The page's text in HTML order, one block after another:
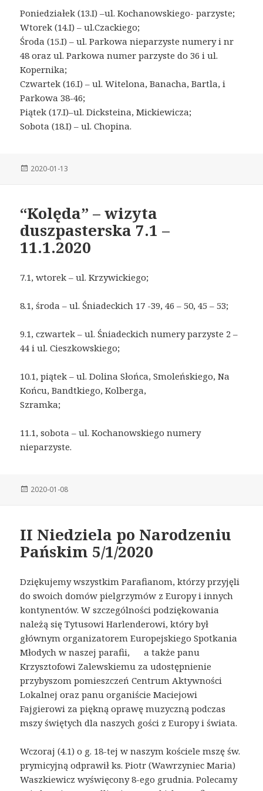
Poniedziałek (13.I) –ul. Kochanowskiego- parzyste;
Wtorek (14.I) – ul.Czackiego;
Środa (15.I) – ul. Parkowa nieparzyste numery i nr
48 oraz ul. Parkowa numer parzyste do 36 i ul.
Kopernika;
Czwartek (16.I) – ul. Witelona, Banacha, Bartla, i
Parkowa 38-46;
Piątek (17.I)–ul. Dicksteina, Mickiewicza;
Sobota (18.I) – ul. Chopina.
Posted
2020-01-13
“Kolęda” – wizyta
duszpasterska 7.1 –
11.1.2020
7.1, wtorek – ul. Krzywickiego;
8.1, środa – ul. Śniadeckich 17 -39, 46 – 50, 45 – 53;
9.1, czwartek – ul. Śniadeckich numery parzyste 2 –
44 i ul. Cieszkowskiego;
10.1, piątek – ul. Dolina Słońca, Smoleńskiego, Na
Końcu, Bandtkiego, Kolberga,
Szramka;
11.1, sobota – ul. Kochanowskiego numery
nieparzyste.
Posted
2020-01-08
II Niedziela po Narodzeniu
Pańskim 5/1/2020
Dziękujemy wszystkim Parafianom, którzy przyjęli
do swoich domów pielgrzymów z Europy i innych
kontynentów. W szczególności podziękowania
należą się Tytusowi Harlenderowi, który był
głównym organizatorem Europejskiego Spotkania
Młodych w naszej parafii, a także panu
Krzysztofowi Zalewskiemu za udostępnienie
przybyszom pomieszczeń Centrum Aktywności
Lokalnej oraz panu organiście Maciejowi
Fajgierowi za piękną oprawę muzyczną podczas
mszy świętych dla naszych gości z Europy i świata.
Wczoraj (4.1) o g. 18-tej w naszym kościele mszę św.
prymicyjną odprawił ks. Piotr (Wawrzyniec Maria)
Waszkiewicz wyświęcony 8-ego grudnia. Polecamy